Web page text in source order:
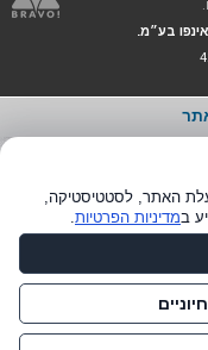
בע״מ.
האתר, לסטטיסטיקה,
במדיניות הפרטיות.